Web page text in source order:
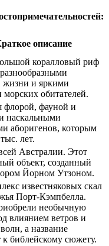
описание
коралловый риф
и яркими
морских обитателей.
флорой, фауной и
наскальными
аборигенов, которым
лет.
Австралии. Этот
объект, созданный
Йорном Утзоном.
известняковых скал
Порт-Кэмпбелла.
необычную
влиянием ветров и
а название
к библейскому сюжету.